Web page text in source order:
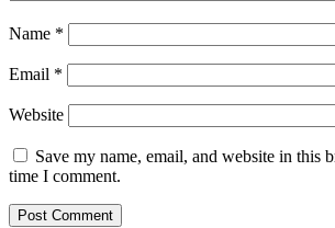
Name *
Email *
Website
Save my name, email, and website in this
time I comment.